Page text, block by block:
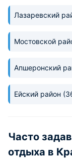
Лазаревский
Мостовской
Апшеронский
Ейский район
Часто
отдыха в